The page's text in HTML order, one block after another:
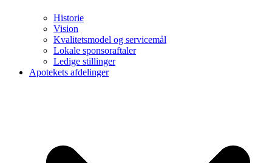
Historie
Vision
Kvalitetsmodel og servicemål
Lokale sponsoraftaler
Ledige stillinger
Apotekets afdelinger